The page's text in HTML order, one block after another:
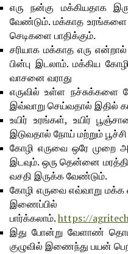
எரு நன்கு மக்கியதாக
வேண்டும். மக்காத உரங்களை
செடிகளை பாதிக்கும்.
சரியாக மக்காத எரு
பின்பு இடலாம். மக்கிய கோழி
வாசனை வராது
எருவில் உள்ள நச்சுக்களை
இவ்வாறு செய்வதால் இதில்
உயிர் உரங்கள், உயிர்
இடுவதால் நோய் மற்றும் பூச்சி
கோழி எருவை ஒரே முறை
இடவும். ஒரு தென்னை
வசதி இருக்க வேண்டும்.
கோழி எருவை எவ்வாறு
பார்க்கலாம்.https://
இது போன்று வேளாண்
குழுவில் இணைந்து பயன்